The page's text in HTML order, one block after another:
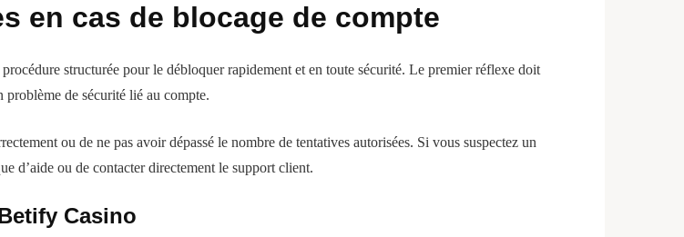
en cas de blocage de compte
structurée pour le débloquer rapidement et en toute sécurité. Le premier réflexe doit
de sécurité lié au compte.
ou de ne pas avoir dépassé le nombre de tentatives autorisées. Si vous suspectez un
d’aide ou de contacter directement le support client.
Casino